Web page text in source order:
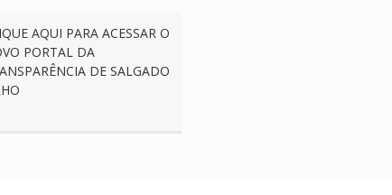
AQUI PARA ACESSAR O
PORTAL DA
DE SALGADO